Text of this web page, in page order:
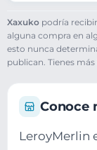
Xaxuko podría
alguna compra en
esto nunca
publican. Tienes
Conoce
LeroyMerlin